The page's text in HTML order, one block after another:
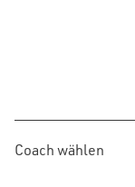
Coach wählen